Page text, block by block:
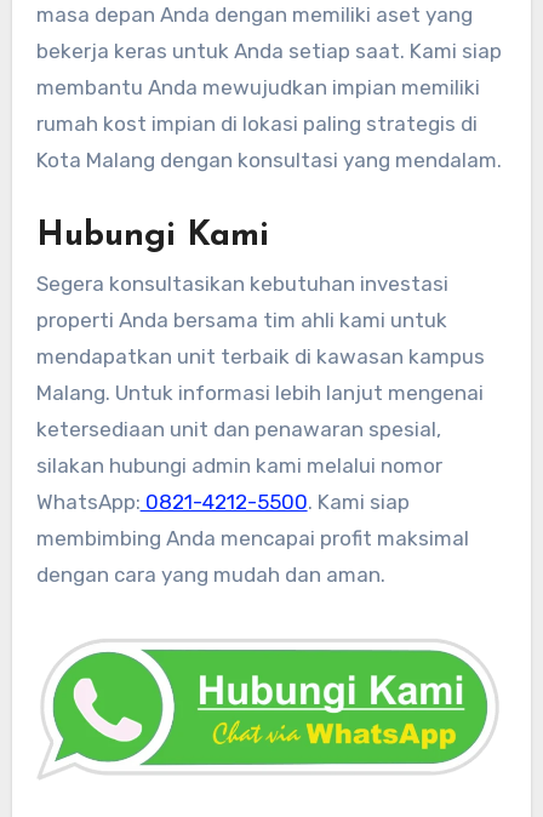
masa depan Anda dengan memiliki aset yang
bekerja keras untuk Anda setiap saat. Kami siap
membantu Anda mewujudkan impian memiliki
rumah kost impian di lokasi paling strategis di
Kota Malang dengan konsultasi yang mendalam.
Hubungi Kami
Segera konsultasikan kebutuhan investasi
properti Anda bersama tim ahli kami untuk
mendapatkan unit terbaik di kawasan kampus
Malang. Untuk informasi lebih lanjut mengenai
ketersediaan unit dan penawaran spesial,
silakan hubungi admin kami melalui nomor
WhatsApp: 0821-4212-5500. Kami siap
membimbing Anda mencapai profit maksimal
dengan cara yang mudah dan aman.